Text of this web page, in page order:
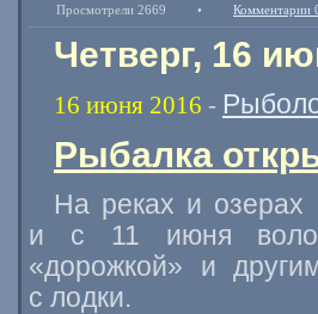
Просмотрели 2669 • Комментарии
Четверг, 16
16 июня 2016 -
Рыбалка
На реках и озерах
и с 11 июня
«дорожкой» и
с лодки.